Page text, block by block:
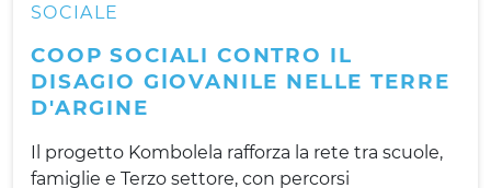
SOCIALE
COOP SOCIALI CONTRO IL
DISAGIO GIOVANILE NELLE TERRE
D'ARGINE
Il progetto Kombolela rafforza la rete tra scuole,
famiglie e Terzo settore, con percorsi